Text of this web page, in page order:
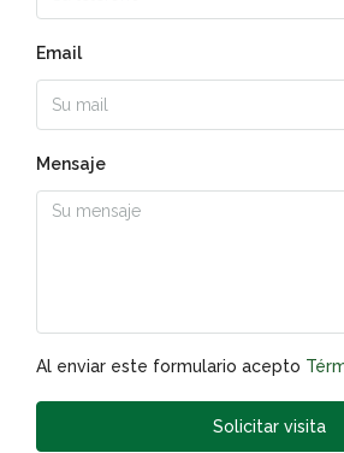
Email
Mensaje
Al enviar este formulario acepto
Solicitar visita